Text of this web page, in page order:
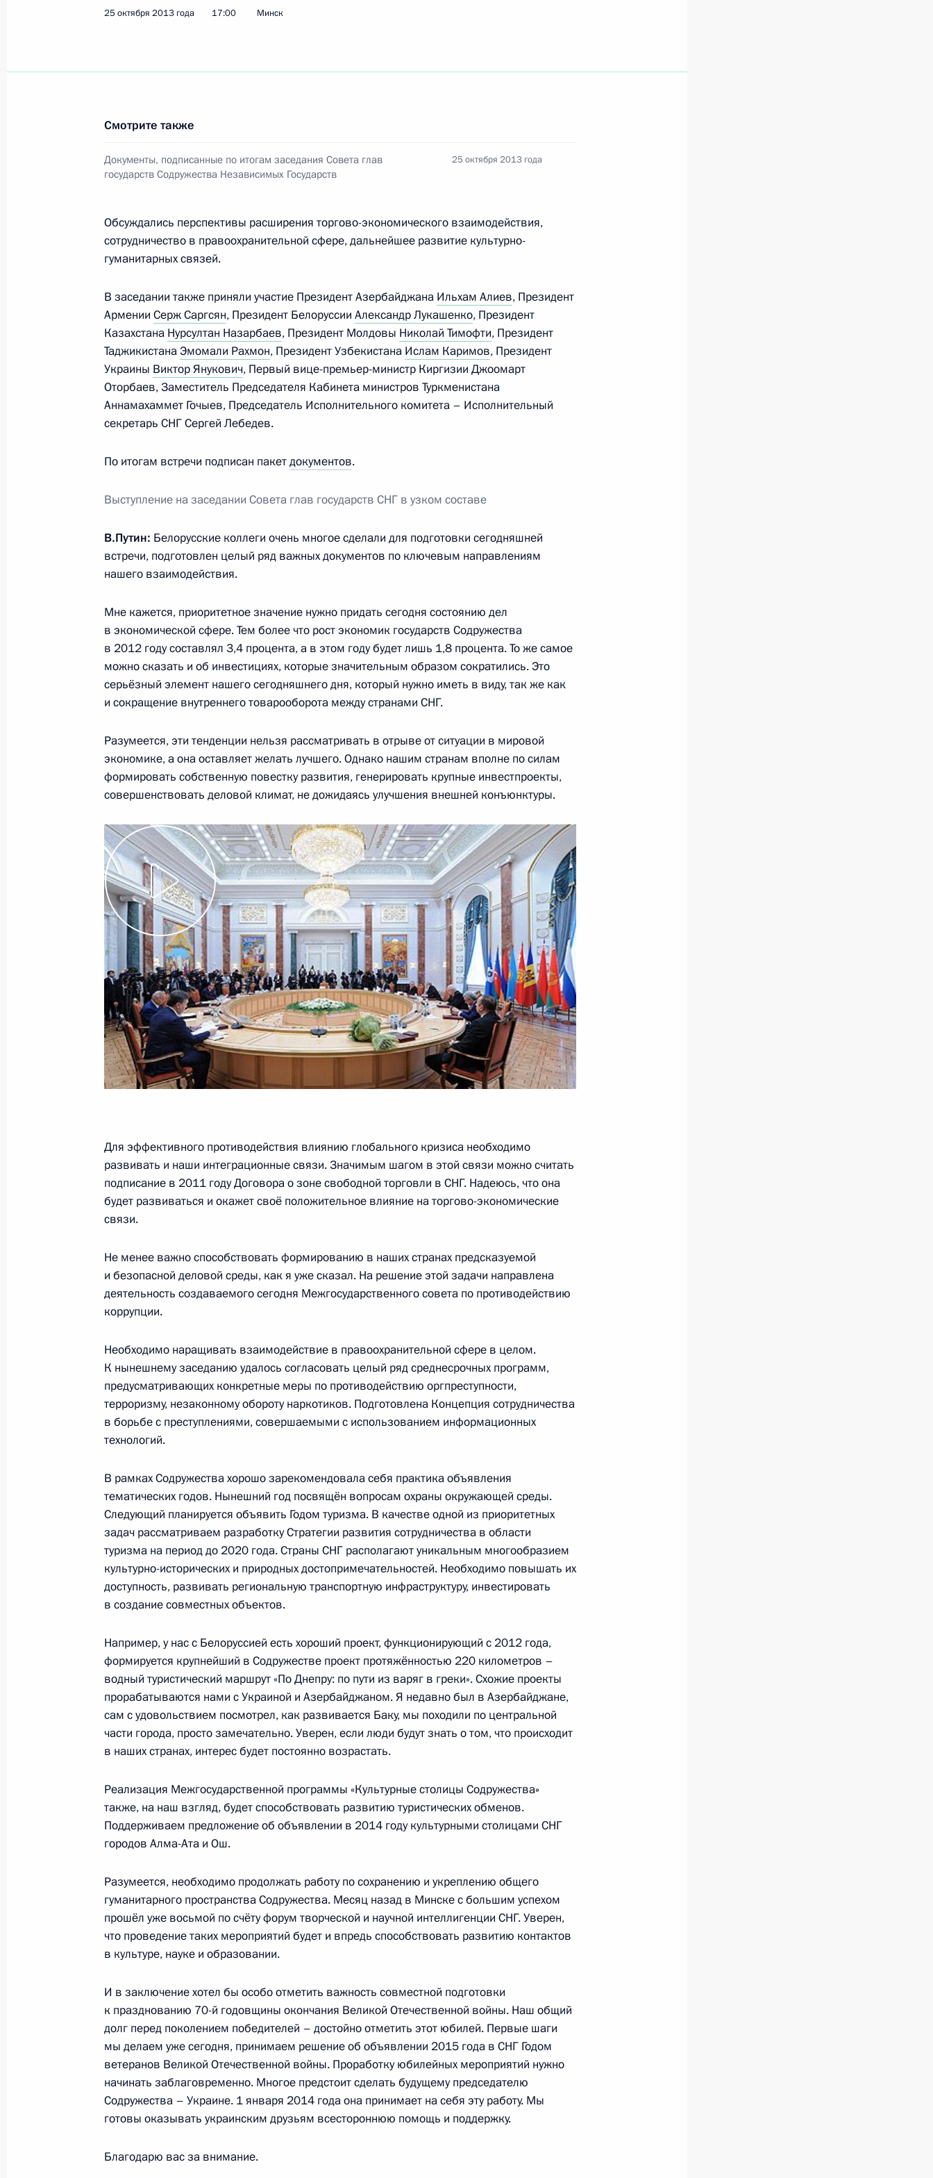
сил ядерного сдерживания, воздушно-космической обороны,
Полномочным представителем Президента в Совете Федерации
30 октября 2013 года, 11:15
Александр Котенков освобождён от должности полномочного
представителя Президента в Совете Федерации
29 октября 2013 года, вторник
Встреча с Генри Киссинджером
29 октября 2013 года, 20:00 Москва, Кремль
Вручение государственных наград Российской Федерации
Владимир Путин встретится с Королём Нидерландов Виллемом-
Александром
Российско-эквадорские переговоры
29 октября 2013 года, 15:45
7
Владимир Путин направил поздравления Президенту и Премьер-
министру Турции по случаю 90-й годовщины провозглашения
Турецкой Республики
29 октября 2013 года, 14:10
28 октября 2013 года, понедельник
Встреча с руководителями федераций зимних видов спорта
28 октября 2013 года, 19:00 Сочи
4 6м
Встреча с президентом Международного олимпийского комитета
Томасом Бахом
28 октября 2013 года, 16:30 Сочи
Открытие вокзального комплекса «Адлер» 6 3м
27 октября 2013 года, воскресенье
Встреча с Президентом Украины Виктором Януковичем
Поздравление Президенту Туркменистана Гурбангулы
Бердымухамедову
25 октября 2013 года, пятница
Указ «Вопросы Совета при Президенте Российской Федерации
по науке и образованию»
25 октября 2013 года, 19:00
Владимир Путин проведёт переговоры с Президентом Эквадора
Рафаэлем Корреа
Заседание Совета глав государств СНГ
25 октября 2013 года, 17:00 Минск
13
Встреча с Президентом Белоруссии Александром Лукашенко
25 октября 2013 года, 00:30 Минск
24 октября 2013 года, четверг
Заседание Высшего Евразийского экономического совета
23 октября 2013 года, среда
Встреча с Сергеем Мироновым
23 октября 2013 года, 19:30 Московская область, Ново-Огарёво
Киринское газоконденсатное месторождение введено
в эксплуатацию
23 октября 2013 года, 19:00 Московская область, Ново-Огарёво
2
Семинар – совещание мэров городов
25 октября 2013 года 17:00 Минск
Смотрите также
Документы, подписанные по итогам заседания Совета глав
государств Содружества Независимых Государств
25 октября 2013 года
Обсуждались перспективы расширения торгово-экономического взаимодействия,
сотрудничество в правоохранительной сфере, дальнейшее развитие культурно-
гуманитарных связей.
В заседании также приняли участие Президент Азербайджана Ильхам Алиев, Президент
Армении Серж Саргсян, Президент Белоруссии Александр Лукашенко, Президент
Казахстана Нурсултан Назарбаев, Президент Молдовы Николай Тимофти, Президент
ТаджикистанаЭмомали Рахмон, Президент Узбекистана Ислам Каримов, Президент
Украины Виктор Янукович, Первый вице-премьер-министр Киргизии Джоомарт
Оторбаев, Заместитель Председателя Кабинета министров Туркменистана
Аннамахаммет Гочыев, Председатель Исполнительного комитета – Исполнительный
секретарь СНГ Сергей Лебедев.
По итогам встречи подписан пакетдокументов.
Выступление на заседании Совета глав государств СНГ в узком составе
В.Путин: Белорусские коллеги очень многое сделали для подготовки сегодняшней
встречи, подготовлен целый ряд важных документов по ключевым направлениям
нашего взаимодействия.
Мне кажется, приоритетное значение нужно придать сегодня состоянию дел
в экономической сфере. Тем более что рост экономик государств Содружества
в 2012 году составлял 3,4 процента, а в этом году будет лишь 1,8 процента. То же самое
можно сказать и об инвестициях, которые значительным образом сократились. Это
серьёзный элемент нашего сегодняшнего дня, который нужно иметь в виду, так же как
и сокращение внутреннего товарооборота между странами СНГ.
Разумеется, эти тенденции нельзя рассматривать в отрыве от ситуации в мировой
экономике, а она оставляет желать лучшего. Однако нашим странам вполне по силам
формировать собственную повестку развития, генерировать крупные инвестпроекты,
совершенствовать деловой климат, не дожидаясь улучшения внешней конъюнктуры.
Для эффективного противодействия влиянию глобального кризиса необходимо
развивать и наши интеграционные связи. Значимым шагом в этой связи можно считать
подписание в 2011 году Договора о зоне свободной торговли в СНГ. Надеюсь, что она
будет развиваться и окажет своё положительное влияние на торгово-экономические
связи.
Не менее важно способствовать формированию в наших странах предсказуемой
и безопасной деловой среды, как я уже сказал. На решение этой задачи направлена
деятельность создаваемого сегодня Межгосударственного совета по противодействию
коррупции.
Необходимо наращивать взаимодействие в правоохранительной сфере в целом.
К нынешнему заседанию удалось согласовать целый ряд среднесрочных программ,
предусматривающих конкретные меры по противодействию оргпреступности,
терроризму, незаконному обороту наркотиков. Подготовлена Концепция сотрудничества
в борьбе с преступлениями, совершаемыми с использованием информационных
технологий.
В рамках Содружества хорошо зарекомендовала себя практика объявления
тематических годов. Нынешний год посвящён вопросам охраны окружающей среды.
Следующий планируется объявить Годом туризма. В качестве одной из приоритетных
задач рассматриваем разработку Стратегии развития сотрудничества в области
туризма на период до 2020 года. Страны СНГ располагают уникальным многообразием
культурно-исторических и природных достопримечательностей. Необходимо повышать их
доступность, развивать региональную транспортную инфраструктуру, инвестировать
в создание совместных объектов.
Например, у нас с Белоруссией есть хороший проект, функционирующий с 2012 года,
формируется крупнейший в Содружестве проект протяжённостью 220 километров –
водный туристический маршрут «По Днепру: по пути из варяг в греки». Схожие проекты
прорабатываются нами с Украиной и Азербайджаном. Я недавно был в Азербайджане,
сам с удовольствием посмотрел, как развивается Баку, мы походили по центральной
части города, просто замечательно. Уверен, если люди будут знать о том, что происходит
в наших странах, интерес будет постоянно возрастать.
Реализация Межгосударственной программы «Культурные столицы Содружества»
также, на наш взгляд, будет способствовать развитию туристических обменов.
Поддерживаем предложение об объявлении в 2014 году культурными столицами СНГ
городов Алма-Ата и Ош.
Разумеется, необходимо продолжать работу по сохранению и укреплению общего
гуманитарного пространства Содружества. Месяц назад в Минске с большим успехом
прошёл уже восьмой по счёту форум творческой и научной интеллигенции СНГ. Уверен,
что проведение таких мероприятий будет и впредь способствовать развитию контактов
в культуре, науке и образовании.
И в заключение хотел бы особо отметить важность совместной подготовки
к празднованию 70-й годовщины окончания Великой Отечественной войны. Наш общий
долг перед поколением победителей – достойно отметить этот юбилей. Первые шаги
мы делаем уже сегодня, принимаем решение об объявлении 2015 года в СНГ Годом
ветеранов Великой Отечественной войны. Проработку юбилейных мероприятий нужно
начинать заблаговременно. Многое предстоит сделать будущему председателю
Содружества – Украине. 1 января 2014 года она принимает на себя эту работу. Мы
готовы оказывать украинским друзьям всестороннюю помощь и поддержку.
Благодарю вас за внимание.